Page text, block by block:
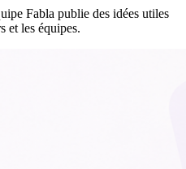
Fabla publie des idées utiles
et les équipes.